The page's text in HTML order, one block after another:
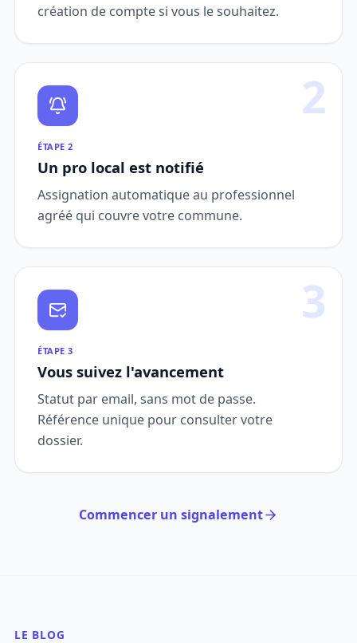
création de compte si vous le souhaitez.
2
ÉTAPE 2
Un pro local est notifié
Assignation automatique au professionnel
agréé qui couvre votre commune.
3
ÉTAPE 3
Vous suivez l'avancement
Statut par email, sans mot de passe.
Référence unique pour consulter votre
dossier.
Commencer un signalement
LE BLOG